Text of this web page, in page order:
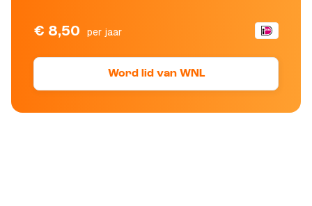
€ 8,50 per jaar
Word lid van WNL